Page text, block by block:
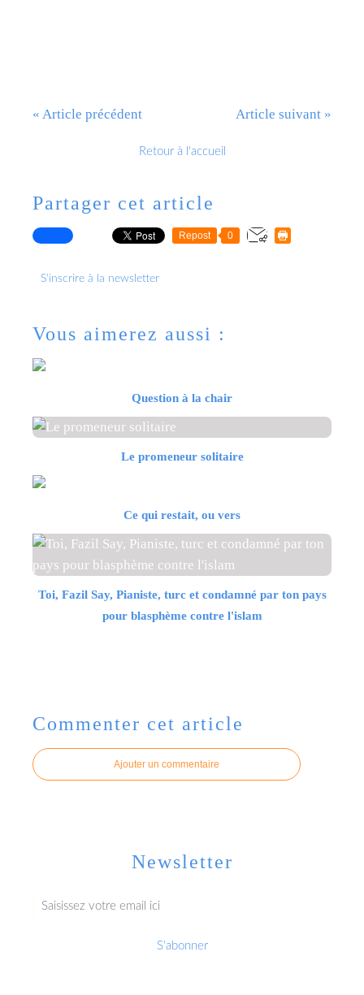
« Article précédent Article suivant »
Retour à l'accueil
Partager cet article
Repost 0
S'inscrire à la newsletter
Vous aimerez aussi :
Question à la chair
Le promeneur solitaire
Ce qui restait, ou vers
Toi, Fazil Say, Pianiste, turc et condamné par ton pays
pour blasphème contre l'islam
Commenter cet article
Ajouter un commentaire
Newsletter